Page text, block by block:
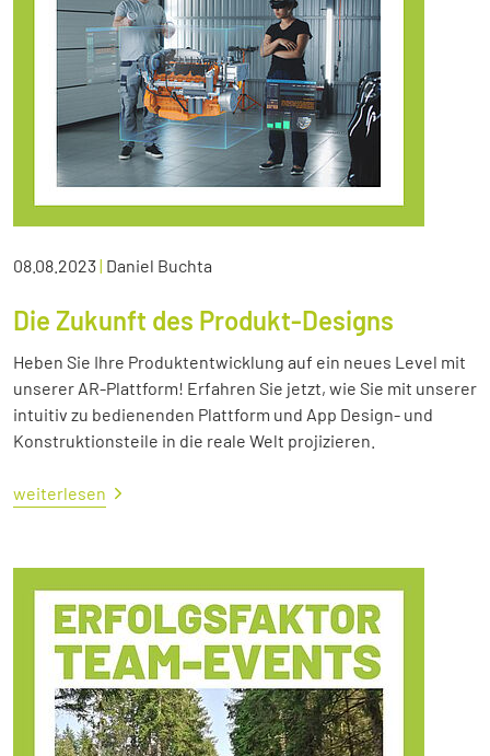
08.08.2023| Daniel Buchta
Die Zukunft des Produkt-Designs
Heben Sie Ihre Produktentwicklung auf ein neues Level mit
unserer AR-Plattform! Erfahren Sie jetzt, wie Sie mit unserer
intuitiv zu bedienenden Plattform und App Design- und
Konstruktionsteile in die reale Welt projizieren.
weiterlesen